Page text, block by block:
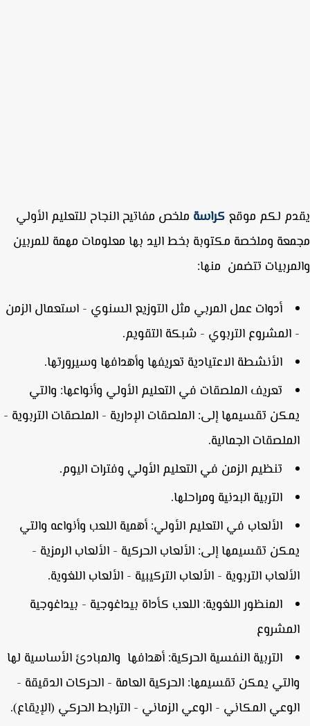
لكم موقعكراسةملخصمفاتيح النجاح للتعليم الأولي
وملخصة مكتوبة بخط اليد بها معلومات مهمةللمربين
تتضمن منها:
أدوات عمل المربي مثل التوزيع السنوي - استعمال الزمن
المشروع التربوي - شبكة التقويم.
الأنشطة الاعتيادية تعريفها وأهدافها وسيرورتها.
تعريف الملصقات في التعليم الأولي وأنواعها: والتي
تقسيمها إلى: الملصقات الإدارية - الملصقات التربوية -
الجمالية.
تنظيم الزمن في التعليم الأولي وفترات اليوم.
التربية البدنية ومراحلها.
الألعاب في التعليم الأولي: أهمية اللعب وأنواعه والتي
تقسيمها إلى: الألعاب الحركية - الألعاب الرمزية -
التربوية - الألعاب التركيبية - الألعاب اللغوية.
المنظور اللغوية: اللعب كأداة بيداغوجية - بيداغوجية
التربية النفسية الحركية: أهدافها والمبادئ الأساسية لها
يمكن تقسيمها: الحركية العامة - الحركات الدقيقة -
المكاني - الوعي الزماني - الترابط الحركي (الإيقاع).